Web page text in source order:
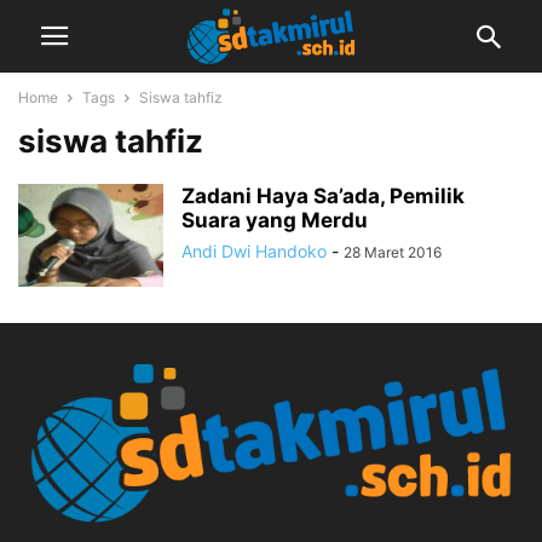
Home Tags Siswa tahfiz
siswa tahfiz
Zadani Haya Sa’ada, Pemilik
Suara yang Merdu
Andi Dwi Handoko - 28 Maret 2016